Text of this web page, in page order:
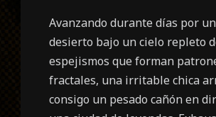
Avanzando durante días por
desierto bajo un cielo repleto
espejismos que forman
fractales, una irritable chica
consigo un pesado cañón en